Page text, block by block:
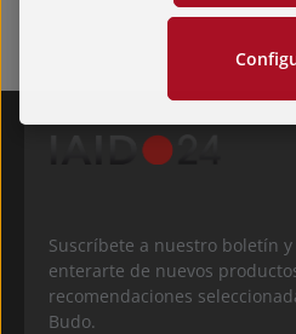
Suscríbete a nuestro boletín
enterarte de nuevos
recomendaciones
Budo.